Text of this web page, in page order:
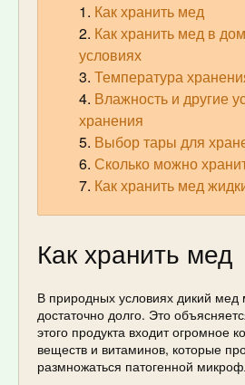
Как хранить мед
Как хранить мед в
условиях
Температура
Влажность и другие
хранения
Выбор тары для
Сколько можно
Как хранить мед
Как хранить мед
В природных условиях дикий мед
достаточно долго. Это
этого продукта входит огромное
веществ и витаминов, которые
размножаться патогенной